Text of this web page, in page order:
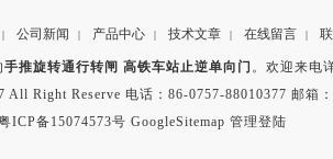
| 公司新闻 | 产品中心 | 技术文章 | 在线留言 |
手推旋转通行转闸 高铁车站止逆单向门 。欢迎来电
All Right Reserve 电话：86-0757-88010377 邮箱
ICP备15074573号 GoogleSitemap 管理登陆